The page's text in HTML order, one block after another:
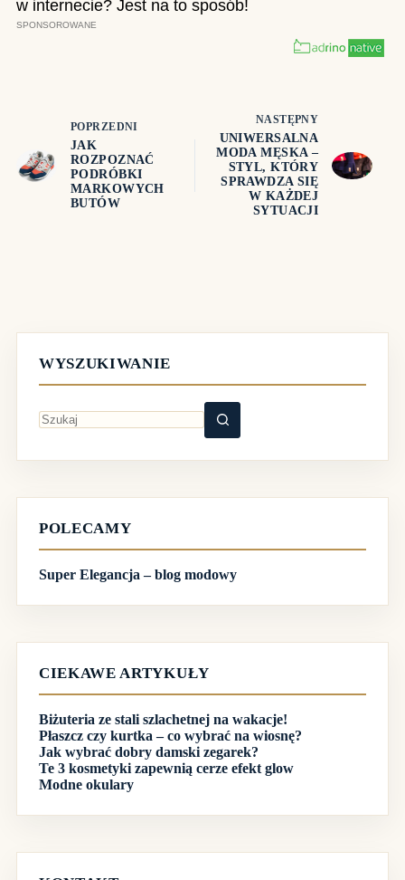
POPRZEDNI
JAK
ROZPOZNAĆ
PODRÓBKI
MARKOWYCH
BUTÓW
NASTĘPNY
UNIWERSALNA
MODA MĘSKA –
STYL, KTÓRY
SPRAWDZA SIĘ
W KAŻDEJ
SYTUACJI
WYSZUKIWANIE
wyników
POLECAMY
Super Elegancja – blog modowy
CIEKAWE ARTYKUŁY
Biżuteria ze stali szlachetnej na wakacje!
Płaszcz czy kurtka – co wybrać na wiosnę?
Jak wybrać dobry damski zegarek?
Te 3 kosmetyki zapewnią cerze efekt glow
Modne okulary